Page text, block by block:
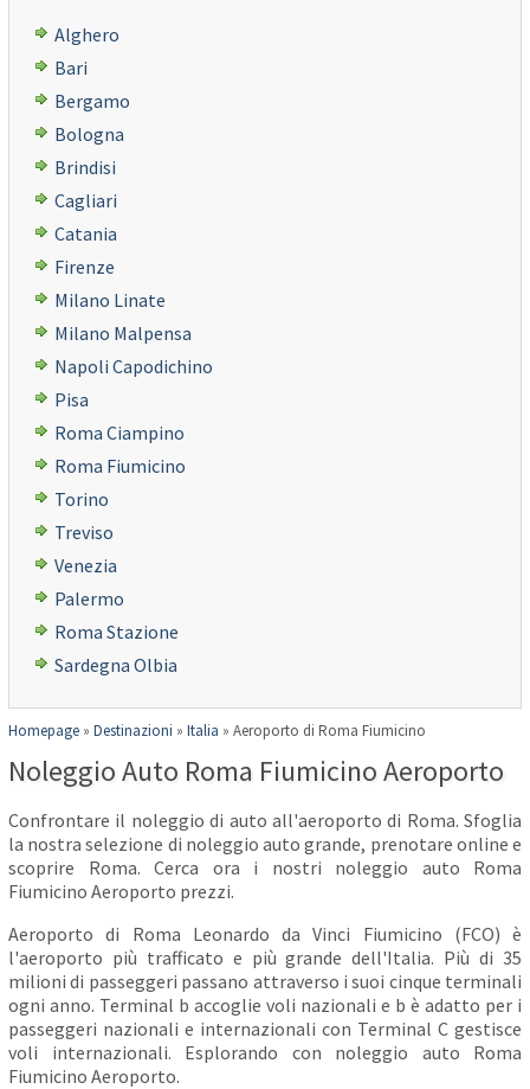
Alghero
Bari
Bergamo
Bologna
Brindisi
Cagliari
Catania
Firenze
Milano Linate
Milano Malpensa
Napoli Capodichino
Pisa
Roma Ciampino
Roma Fiumicino
Torino
Treviso
Venezia
Palermo
Roma Stazione
Sardegna Olbia
Homepage » Destinazioni » Italia » Aeroporto di Roma Fiumicino
Noleggio Auto Roma Fiumicino Aeroporto
Confrontare il noleggio di auto all'aeroporto di Roma. Sfoglia
la nostra selezione di noleggio auto grande, prenotare online e
scoprire Roma. Cerca ora i nostri noleggio auto Roma
Fiumicino Aeroporto prezzi.
Aeroporto di Roma Leonardo da Vinci Fiumicino (FCO) è
l'aeroporto più trafficato e più grande dell'Italia. Più di 35
milioni di passeggeri passano attraverso i suoi cinque terminali
ogni anno. Terminal b accoglie voli nazionali e b è adatto per i
passeggeri nazionali e internazionali con Terminal C gestisce
voli internazionali. Esplorando con noleggio auto Roma
Fiumicino Aeroporto.